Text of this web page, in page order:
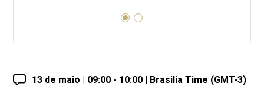
13 de maio | 09:00 - 10:00 | Brasilia Time (GMT-3)